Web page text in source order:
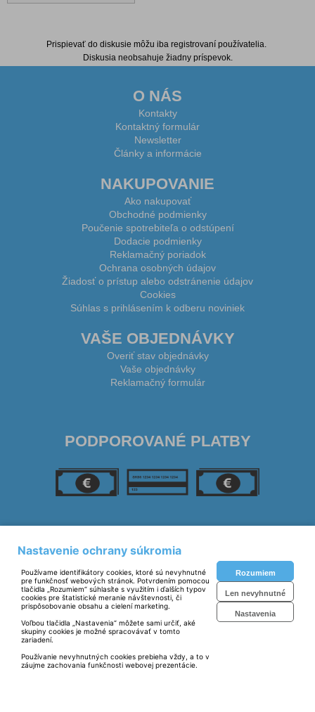
Prispievať do diskusie môžu iba registrovaní používatelia.
Diskusia neobsahuje žiadny príspevok.
O NÁS
Kontakty
Kontaktný formulár
Newsletter
Články a informácie
NAKUPOVANIE
Ako nakupovať
Obchodné podmienky
Poučenie spotrebiteľa o odstúpení
Dodacie podmienky
Reklamačný poriadok
Ochrana osobných údajov
Žiadosť o prístup alebo odstránenie údajov
Cookies
Súhlas s prihlásením k odberu noviniek
VAŠE OBJEDNÁVKY
Overiť stav objednávky
Vaše objednávky
Reklamačný formulár
PODPOROVANÉ PLATBY
Prevádzkovateľ: © SIBERIKA, s.r.o. 2023
Technické riešenie:© MiBe ESHOP 2023 verzia: 51
Nastavenie ochrany súkromia
Používame identifikátory cookies, ktoré sú nevyhnutné
pre funkčnosť webových stránok. Potvrdením pomocou
tlačidla „Rozumiem“ súhlasíte s využitím i ďalších typov
cookies pre štatistické meranie návštevnosti, či
prispôsobovanie obsahu a cielení marketing.
Voľbou tlačidla „Nastavenia“ môžete sami určiť, aké
skupiny cookies je možné spracovávať v tomto
zariadení.
Používanie nevyhnutných cookies prebieha vždy, a to v
záujme zachovania funkčnosti webovej prezentácie.
Rozumiem
Len nevyhnutné
Nastavenia